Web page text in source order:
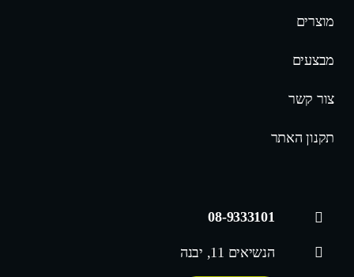
מוצרים
מבצעים
צור קשר
תקנון האתר
08-9333101
הנשיאים 11, יבנה